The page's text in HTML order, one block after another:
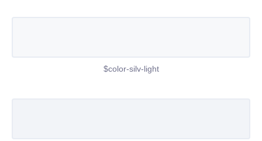
$color-silv-light